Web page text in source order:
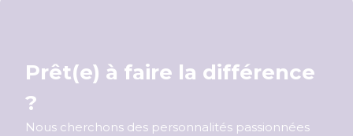
Prêt(e) à faire la différence
?
Nous cherchons des personnalités passionnées